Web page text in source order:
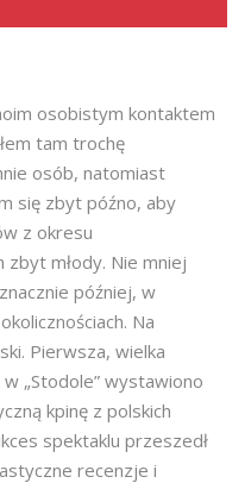
osobistym kontaktem
tam trochę
osób, natomiast
się zbyt późno, aby
z okresu
zbyt młody. Nie mniej
później, w
Na
Pierwsza, wielka
„Stodole” wystawiono
kpinę z polskich
spektaklu przeszedł
recenzje i